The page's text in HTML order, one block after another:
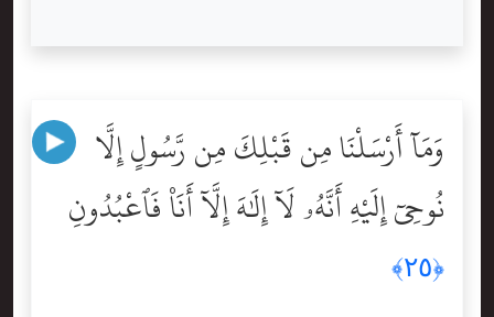
وَمَآ أَرْسَلْنَا مِن قَبْلِكَ مِن رَّسُولٍ إِلَّا
نُوحِىٓ إِلَيْهِ أَنَّهُۥ لَآ إِلَٰهَ إِلَّآ أَنَا۠ فَٱعْبُدُونِ
﴿٢٥﴾